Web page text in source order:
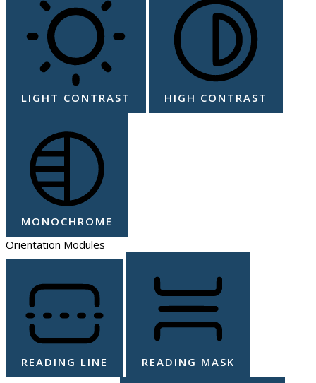
LIGHT CONTRAST HIGH CONTRAST
MONOCHROME
Orientation Modules
READING LINE READING MASK